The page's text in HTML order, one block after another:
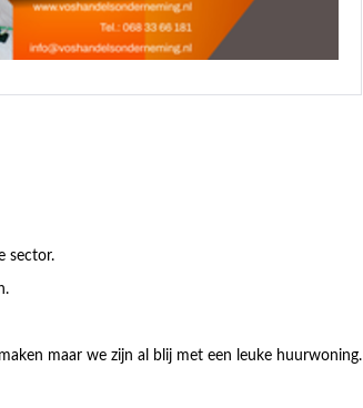
sector.
maar we zijn al blij met een leuke huurwoning.